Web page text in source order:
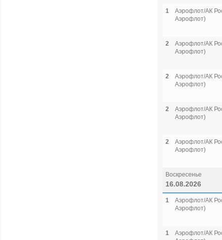
1
Аэрофлот/АК
Аэрофлот)
2
Аэрофлот/АК
Аэрофлот)
2
Аэрофлот/АК
Аэрофлот)
2
Аэрофлот/АК
Аэрофлот)
2
Аэрофлот/АК
Аэрофлот)
Воскресенье
16.08.2026
1
Аэрофлот/АК
Аэрофлот)
1
Аэрофлот/АК